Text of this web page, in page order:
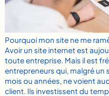
Pourquoi mon site ne me
Avoir un site internet est
toute entreprise. Mais il est
entrepreneurs qui, malgré un
mois ou années, ne voient
client. Ils investissent du